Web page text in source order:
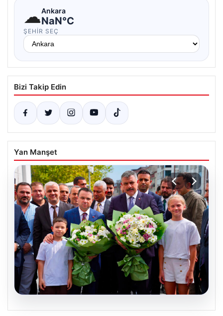
☁Ankara
NaN°C
ŞEHIR SEÇ
Bizi Takip Edin
Yan Manşet
08.08.2026